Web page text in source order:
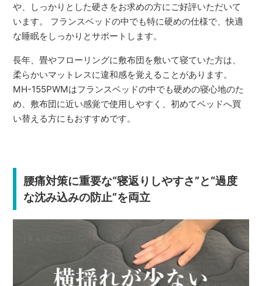
や、しっかりとした硬さをお求めの方にご好評いただいて
います。 フランスベッドの中でも特に硬めの仕様で、快適
な睡眠をしっかりとサポートします。
長年、畳やフローリングに敷布団を敷いて寝ていた方は、
柔らかいマットレスに違和感を覚えることがあります。
MH-155PWMはフランスベッドの中でも硬めの寝心地のた
め、敷布団に近い感覚で使用しやすく、初めてベッドへ買
い替える方にもおすすめです。
腰痛対策に重要な“寝返りしやすさ”と“過度
な沈み込みの防止”を両立